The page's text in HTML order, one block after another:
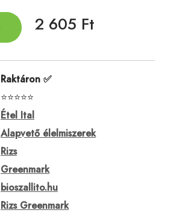
2 605 Ft
Raktáron ✅
⭐⭐⭐⭐⭐
Étel Ital
Alapvető élelmiszerek
Rizs
Greenmark
bioszallito.hu
Rizs Greenmark